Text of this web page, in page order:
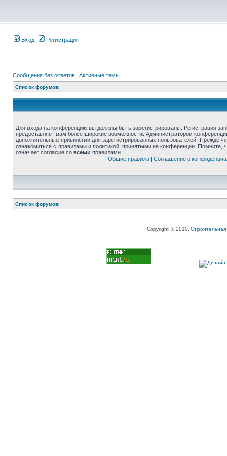
Вход Регистрация
Сообщения без ответов | Активные темы
Список форумов
Для входа на конференцию вы должны быть зарегистрированы. Регистрация
предоставляет вам более широкие возможности. Администратором
дополнительные привилегии для зарегистрированных пользователей. Прежде
ознакомиться с правилами и политикой, принятыми на конференции. Помните,
означает согласие со всеми правилами.
Общие правила| Соглашение о
Список форумов
Copyright © 2010, Строительная